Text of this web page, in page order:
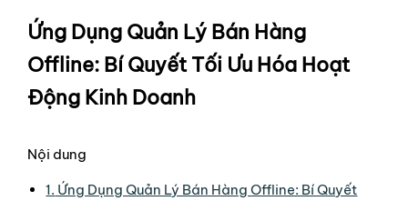
Ứng Dụng Quản Lý Bán Hàng
Offline: Bí Quyết Tối Ưu Hóa Hoạt
Động Kinh Doanh
Nội dung
1. Ứng Dụng Quản Lý Bán Hàng Offline: Bí Quyết